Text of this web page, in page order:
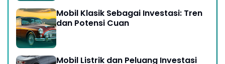
Mobil Klasik Sebagai Investasi: Tren
dan Potensi Cuan
Mobil Listrik dan Peluang Investasi